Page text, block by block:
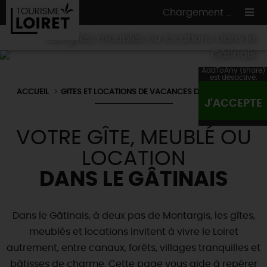
Chargement ...
ON A TESTÉPOUR VOUS
LES INCONTOURNABLES MADE IN LOIRET
HÉBERGEMENTS
INSOLITES
CULTURE
NATURE
EN MODE CIRCUITS& BALADES
EN MODE & AVENTURE
...ET AUSSI
Maîtres restaurateurs
marchés
Artistes et Artisans d'Art
Nos
spécialités du terroir
producteurs
A NE PASRATER
Téléchargez le Guide de l'été 2026 🤽🌞
TOURISME &HANDICAP
ACCUEIL GITES ET LOCATIONS DE VACANCES DANS LE LOIRET
VOTRE GÎTE, MEUBLÉ OU
LOCATION
DANS LE GÂTINAIS
Dans le Gâtinais, à deux pas de Montargis, les gîtes,
meublés et locations invitent à vivre le Loiret
autrement, entre canaux, forêts, villages tranquilles et
bâtisses de charme. Cette page vous aide à repérer
AddToAny (share)
est désactivé.
J'ACCEPTE